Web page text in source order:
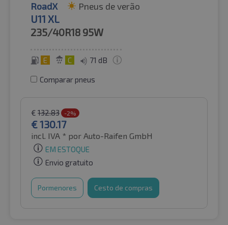
RoadX Pneus de verão
U11 XL
235/40R18 95W
E C 71 dB
Comparar pneus
€ 132.83 -2%
€130.17
incl. IVA * por Auto-Raifen GmbH
EM ESTOQUE
Envio gratuito
Pormenores Cesto de compras